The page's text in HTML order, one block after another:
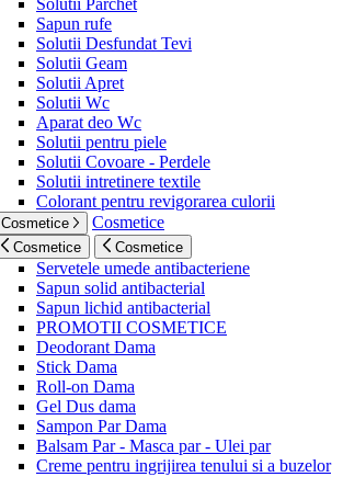
Sapun rufe
Solutii Desfundat Tevi
Solutii Geam
Solutii Apret
Solutii Wc
Aparat deo Wc
Solutii pentru piele
Solutii Covoare - Perdele
Solutii intretinere textile
Colorant pentru revigorarea culorii
Cosmetice Cosmetice
Cosmetice Cosmetice
Servetele umede antibacteriene
Sapun solid antibacterial
Sapun lichid antibacterial
PROMOTII COSMETICE
Deodorant Dama
Stick Dama
Roll-on Dama
Gel Dus dama
Sampon Par Dama
Balsam Par - Masca par - Ulei par
Creme pentru ingrijirea tenului si a buzelor